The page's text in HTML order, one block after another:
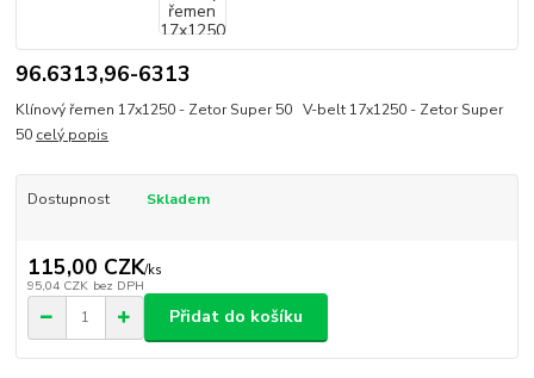
96.6313,96-6313
Klínový řemen 17x1250 - Zetor Super 50 V-belt 17x1250 - Zetor Super
50 celý popis
Dostupnost Skladem
115,00 CZK/ks
95,04 CZK bez DPH
Přidat do košíku